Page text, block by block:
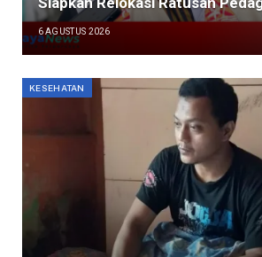
6 AGUSTUS 2026
KESEHATAN